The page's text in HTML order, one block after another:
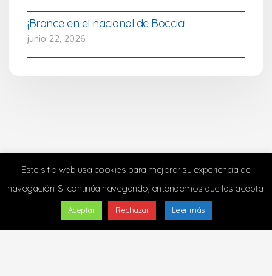
¡Bronce en el nacional de Boccia!
junio 22, 2026
Este sitio web usa cookies para mejorar su experiencia de
navegación. Si continúa navegando, entendemos que las acepta.
Aceptar Rechazar Leer más